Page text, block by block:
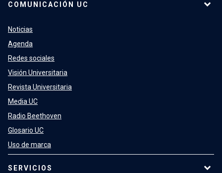
COMUNICACIÓN UC
Noticias
Agenda
Redes sociales
Visión Universitaria
Revista Universitaria
Media UC
Radio Beethoven
Glosario UC
Uso de marca
SERVICIOS